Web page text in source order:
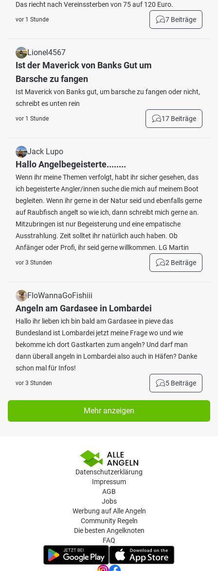
Das riecht nach Vereinssterben von 75 auf 120 Euro.
vor 1 Stunde 7 Beiträge
Lionel4567
Ist der Maverick von Banks Gut um
Barsche zu fangen
Ist Maverick von Banks gut, um barsche zu fangen oder nicht,
schreibt es unten rein
vor 1 Stunde 17 Beiträge
Jack Lupo
Hallo Angelbegeisterte........
Wenn ihr meine Themen verfolgt, habt ihr sicher gesehen, das
ich begeisterte Angler/innen suche die mich auf meinem Boot
begleiten. Wenn ihr gerne in der Natur seid und ebenfalls gerne
auf Raubfisch angelt so wie ich, dann schreibt mich gerne an.
Mitzubringen ist nur Begeisterung und eine empatische
Ausstrahlung. Zeit solltet ihr natürlich auch haben. Ob
Anfänger oder Profi, ihr seid gerne willkommen. LG Martin
vor 3 Stunden 2 Beiträge
FloWannaGoFishiii
Angeln am Gardasee in Lombardei
Hallo ihr lieben ich bin bald am Gardasee in pieve das
Bundesland ist Lombardei jetzt meine Frage wo und wie
bekomme ich dort Gastkarten zum angeln? Und darf man
dann überall angeln in Lombardei also auch in Häfen? Danke
schon mal für Infos!
vor 3 Stunden 5 Beiträge
Mehr anzeigen
Datenschutzerklärung
Impressum
AGB
Jobs
Werbung auf Alle Angeln
Community Regeln
Die besten Angelknoten
FAQ